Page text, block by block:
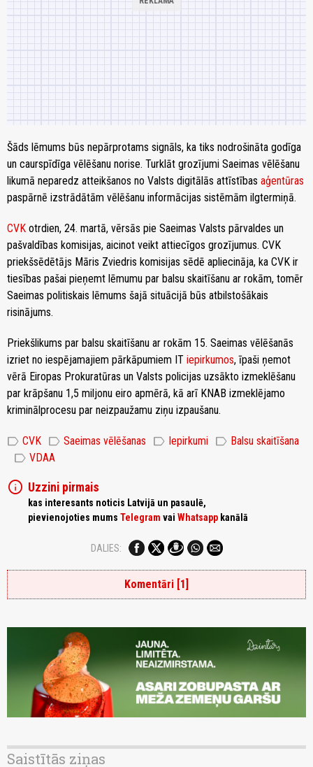
Šāds lēmums būs nepārprotams signāls, ka tiks nodrošināta godīga
un caurspīdīga vēlēšanu norise. Turklāt grozījumi Saeimas vēlēšanu
likumā neparedz atteikšanos no Valsts digitālās attīstības aģentūras
paspārnē izstrādātām vēlēšanu informācijas sistēmām ilgtermiņā.
CVK otrdien, 24. martā, vērsās pie Saeimas Valsts pārvaldes un
pašvaldības komisijas, aicinot veikt attiecīgos grozījumus. CVK
priekšsēdētājs Māris Zviedris komisijas sēdē apliecināja, ka CVK ir
tiesības pašai pieņemt lēmumu par balsu skaitīšanu ar rokām, tomēr
Saeimas politiskais lēmums šajā situācijā būs atbilstošākais
risinājums.
Priekšlikums par balsu skaitīšanu ar rokām 15. Saeimas vēlēšanās
izriet no iespējamajiem pārkāpumiem IT iepirkumos, īpaši ņemot
vērā Eiropas Prokuratūras un Valsts policijas uzsākto izmeklēšanu
par krāpšanu 1,5 miljonu eiro apmērā, kā arī KNAB izmeklējamo
kriminālprocesu par neizpaužamu ziņu izpaušanu.
label CVK label Saeimas vēlēšanas label Iepirkumi label Balsu skaitīšana
label VDAA
info Uzzini pirmais
kas interesants noticis Latvijā un pasaulē,
pievienojoties mums Telegram vai Whatsapp kanālā
DALIES:
Komentāri [1]
Saistītās ziņas